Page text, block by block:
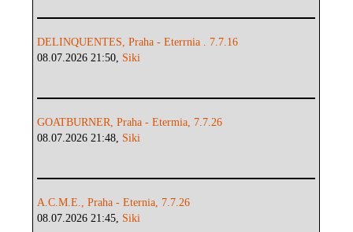
DELINQUENTES, Praha - Eterrnia . 7.7.16
08.07.2026 21:50, Siki
GOATBURNER, Praha - Etermia, 7.7.26
08.07.2026 21:48, Siki
A.C.M.E., Praha - Eternia, 7.7.26
08.07.2026 21:45, Siki